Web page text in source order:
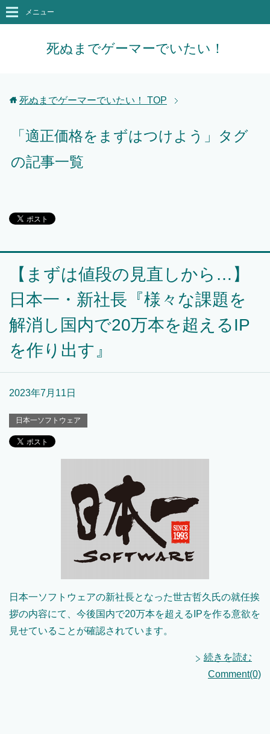
死ぬまでゲーマーでいたい！
メニュー
死ぬまでゲーマーでいたい！ TOP
「適正価格をまずはつけよう」タグ
の記事一覧
【まずは値段の見直しから…】
日本一・新社長『様々な課題を
解消し国内で20万本を超えるIP
を作り出す』
2023年7月11日
日本一ソフトウェア
日本一ソフトウェアの新社長となった世古哲久氏の就任挨
拶の内容にて、今後国内で20万本を超えるIPを作る意欲を
見せていることが確認されています。
続きを読む
Comment(0)